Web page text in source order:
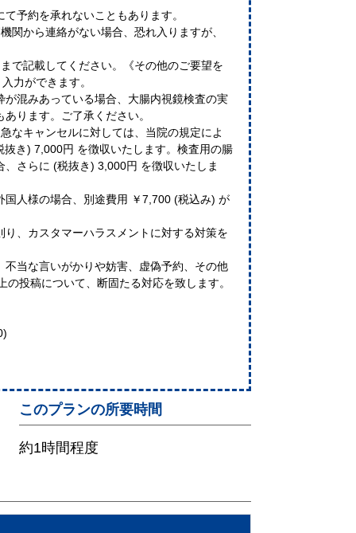
予約を承れないこともあります。
関から連絡がない場合、恐れ入りますが、
で記載してください。《その他のご要望を
力ができます。
混みあっている場合、大腸内視鏡検査の実
ります。ご了承ください。
なキャンセルに対しては、当院の規定によ
き) 7,000円 を徴収いたします。検査用の腸
) 3,000円 を徴収いたしま
人様の場合、別途費用 ￥7,700 (税込み) が
、カスタマーハラスメントに対する対策を
当な言いがかりや妨害、虚偽予約、その他
投稿について、断固たる対応を致します。
このプランの所要時間
約1時間程度